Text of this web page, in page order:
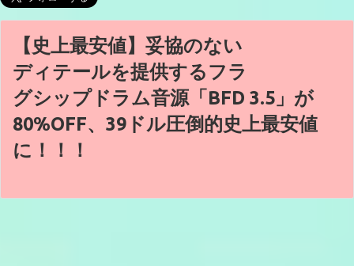
【史上最安値】妥協のない
ディテールを提供するフラ
グシップドラム音源「BFD 3.5」が
80%OFF、39ドル圧倒的史上最安値
に！！！